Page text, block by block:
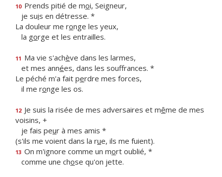
10 Prends pitié de moi, Seigneur,
je suis en détresse. *
La douleur me ronge les yeux,
la gorge et les entrailles.
11 Ma vie s'achève dans les larmes,
et mes années, dans les souffrances. *
Le péché m'a fait perdre mes forces,
il me ronge les os.
12 Je suis la risée de mes adversaires et même de mes
voisins, +
je fais peur à mes amis *
(s'ils me voient dans la rue, ils me fuient).
13 On m'ignore comme un mort oublié, *
comme une chose qu'on jette.